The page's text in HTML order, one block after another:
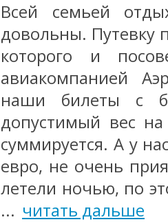
Всей семьей
довольны. Путевку
которого и
авиакомпанией
наши билеты с
допустимый вес
суммируется. А у
евро, не очень
летели ночью, по
... читать дальше